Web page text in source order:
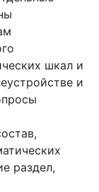
шкал и
и
раздел,